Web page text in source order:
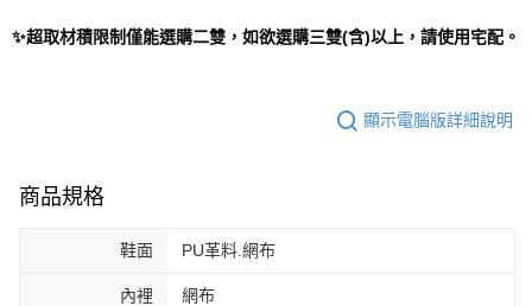
✨超取材積限制僅能選購二雙，如欲選購三雙(含)以上，請使用宅配。
顯示電腦版詳細說明
商品規格
鞋面 PU革料.網布
內裡 網布